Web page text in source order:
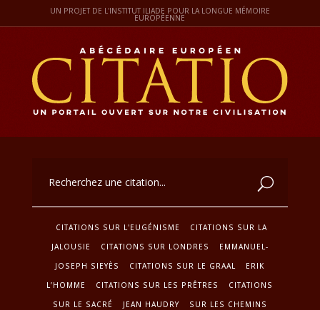
UN PROJET DE L'INSTITUT ILIADE POUR LA LONGUE MÉMOIRE
EUROPÉENNE
CITATIONS SUR L'EUGÉNISME
CITATIONS SUR LA
JALOUSIE
CITATIONS SUR LONDRES
EMMANUEL-
JOSEPH SIEYÈS
CITATIONS SUR LE GRAAL
ERIK
L’HOMME
CITATIONS SUR LES PRÊTRES
CITATIONS
SUR LE SACRÉ
JEAN HAUDRY
SUR LES CHEMINS